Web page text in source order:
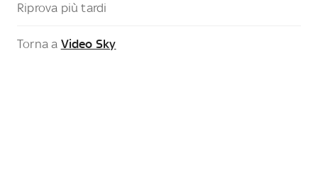
Riprova più tardi
Torna a Video Sky